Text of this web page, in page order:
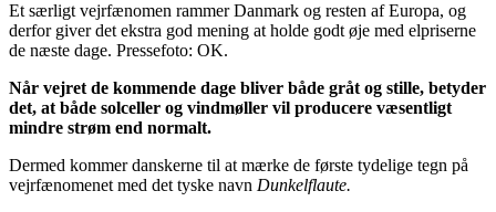
Et særligt vejrfænomen rammer Danmark og resten af Europa, og
derfor giver det ekstra god mening at holde godt øje med elpriserne
de næste dage. Pressefoto: OK.
Når vejret de kommende dage bliver både gråt og stille, betyder
det, at både solceller og vindmøller vil producere væsentligt
mindre strøm end normalt.
Dermed kommer danskerne til at mærke de første tydelige tegn på
vejrfænomenet med det tyske navn Dunkelflaute.